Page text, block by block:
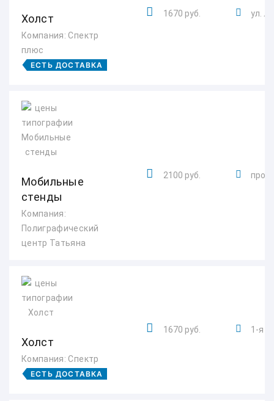
Холст
Компания: Спектр
плюс
ЕСТЬ ДОСТАВКА
1670 руб. ул.
Мобильные
стенды
Компания:
Полиграфический
центр Татьяна
2100 руб.
Холст
Компания: Спектр
ЕСТЬ ДОСТАВКА
1670 руб. 1-я